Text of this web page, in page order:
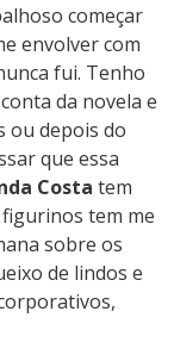
começar
envolver com
fui. Tenho
da novela e
ou depois do
que essa
Costa tem
tem me
sobre os
de lindos e